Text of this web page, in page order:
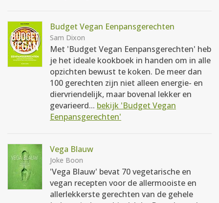
Budget Vegan Eenpansgerechten
Sam Dixon
Met 'Budget Vegan Eenpansgerechten' heb
je het ideale kookboek in handen om in alle
opzichten bewust te koken. De meer dan
100 gerechten zijn niet alleen energie- en
diervriendelijk, maar bovenal lekker en
gevarieerd... bekijk 'Budget Vegan
Eenpansgerechten'
Vega Blauw
Joke Boon
'Vega Blauw' bevat 70 vegetarische en
vegan recepten voor de allermooiste en
allerlekkerste gerechten van de gehele